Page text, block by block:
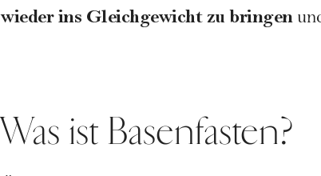
wieder ins Gleichgewicht zu bringen
Was ist Basenfasten?